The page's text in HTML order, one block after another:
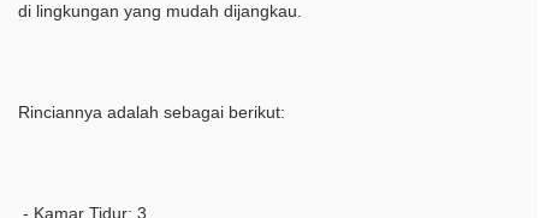
di lingkungan yang mudah dijangkau.
Rinciannya adalah sebagai berikut:
- Kamar Tidur: 3